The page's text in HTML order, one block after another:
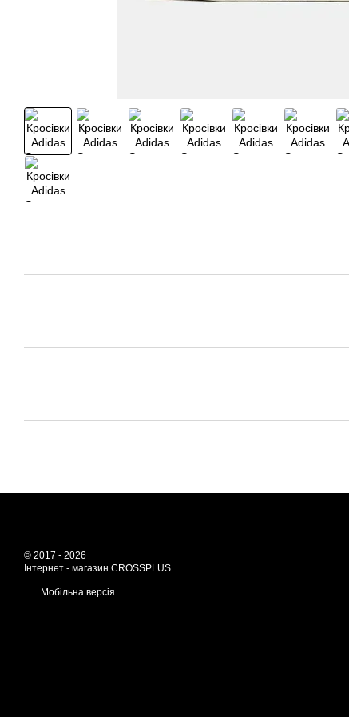
© 2017 - 2026
Інтернет - магазин CROSSPLUS
Мобільна версія